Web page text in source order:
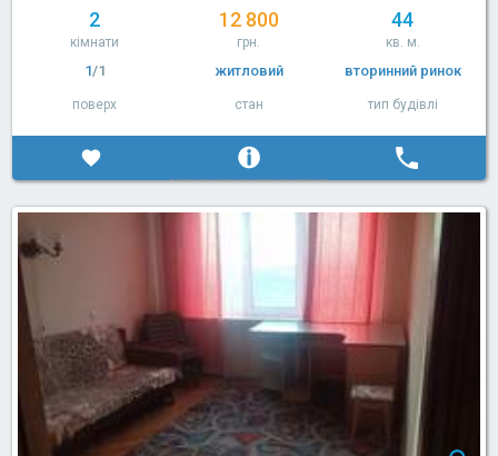
2
кімнати
12 800
грн.
44
кв. м.
1/1
поверх
житловий
стан
вторинний ринок
тип будівлі